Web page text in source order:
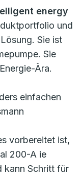
energy
und
Sie ist
Sie
Ära.
einfachen
vorbereitet ist,
200-A ie
kann Schritt für